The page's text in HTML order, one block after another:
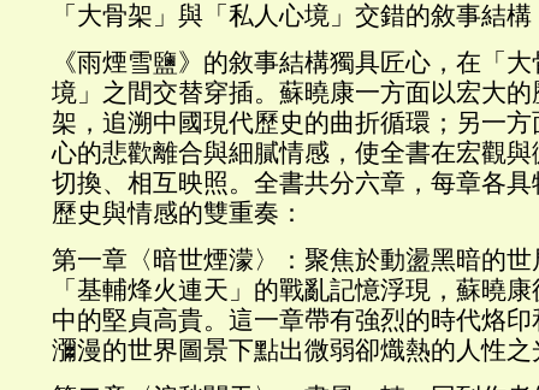
「大骨架」與「私人心境」交錯的敘事結構
《雨煙雪鹽》的敘事結構獨具匠心，在「
境」之間交替穿插。蘇曉康一方面以宏大
架，追溯中國現代歷史的曲折循環；另一
心的悲歡離合與細膩情感，使全書在宏觀
切換、相互映照。全書共分六章，每章各
歷史與情感的雙重奏：
第一章〈暗世煙濛〉：聚焦於動盪黑暗的
「基輔烽火連天」的戰亂記憶浮現，蘇曉
中的堅貞高貴。這一章帶有強烈的時代烙
瀰漫的世界圖景下點出微弱卻熾熱的人性之